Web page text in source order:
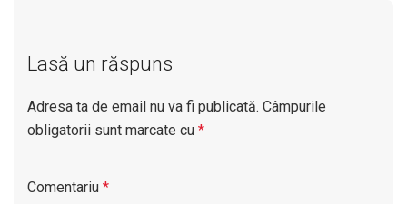
Lasă un răspuns
Adresa ta de email nu va fi publicată. Câmpurile
obligatorii sunt marcate cu *
Comentariu *